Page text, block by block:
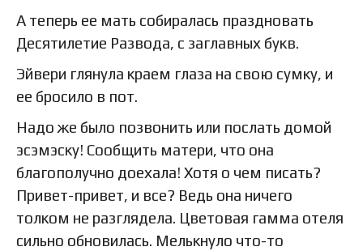
А теперь ее мать собиралась праздновать
Десятилетие Развода, с заглавных букв.
Эйвери глянула краем глаза на свою сумку, и
ее бросило в пот.
Надо же было позвонить или послать домой
эсэмэску! Сообщить матери, что она
благополучно доехала! Хотя о чем писать?
Привет-привет, и все? Ведь она ничего
толком не разглядела. Цветовая гамма отеля
сильно обновилась. Мелькнуло что-то